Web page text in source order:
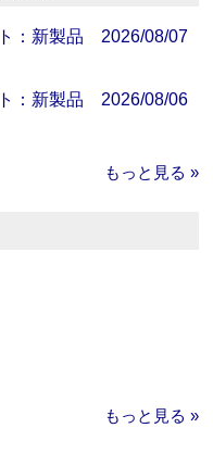
：新製品 2026/08/07
：新製品 2026/08/06
もっと見る »
もっと見る »